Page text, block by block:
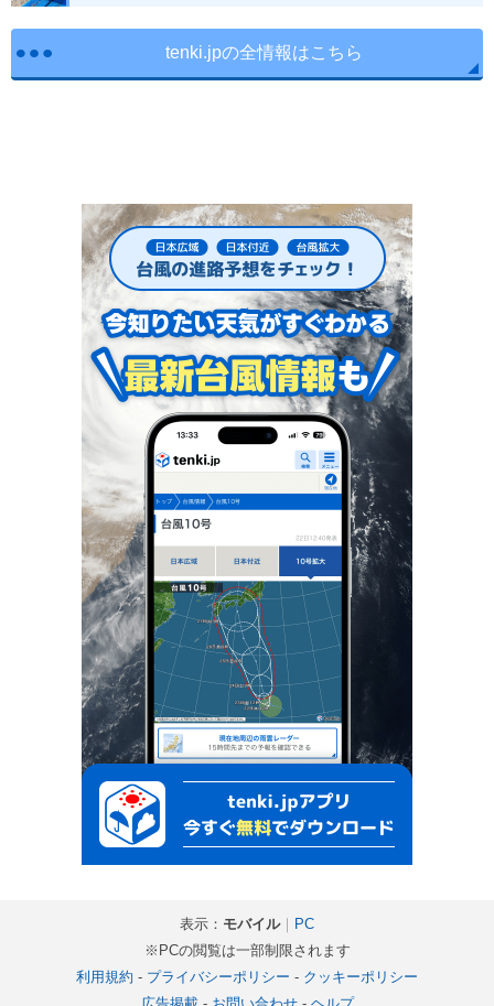
tenki.jpの全情報はこちら
表示： モバイル｜ PC
※PCの閲覧は一部制限されます
利用規約 - プライバシーポリシー - クッキーポリシー